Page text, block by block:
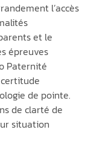
l’accès
et le
épreuves
Paternité
de pointe.
de clarté de
situation